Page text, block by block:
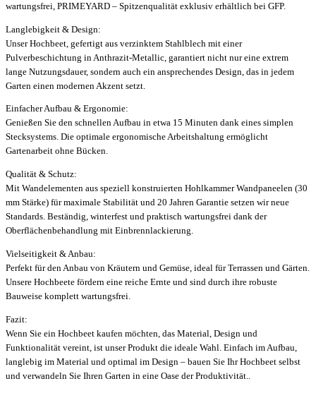
wartungsfrei, PRIMEYARD – Spitzenqualität exklusiv erhältlich bei GFP.
Langlebigkeit & Design:
Unser Hochbeet, gefertigt aus verzinktem Stahlblech mit einer
Pulverbeschichtung in Anthrazit-Metallic, garantiert nicht nur eine extrem
lange Nutzungsdauer, sondern auch ein ansprechendes Design, das in jedem
Garten einen modernen Akzent setzt.
Einfacher Aufbau & Ergonomie:
Genießen Sie den schnellen Aufbau in etwa 15 Minuten dank eines simplen
Stecksystems. Die optimale ergonomische Arbeitshaltung ermöglicht
Gartenarbeit ohne Bücken.
Qualität & Schutz:
Mit Wandelementen aus speziell konstruierten Hohlkammer Wandpaneelen (30
mm Stärke) für maximale Stabilität und 20 Jahren Garantie setzen wir neue
Standards. Beständig, winterfest und praktisch wartungsfrei dank der
Oberflächenbehandlung mit Einbrennlackierung.
Vielseitigkeit & Anbau:
Perfekt für den Anbau von Kräutern und Gemüse, ideal für Terrassen und Gärten.
Unsere Hochbeete fördern eine reiche Ernte und sind durch ihre robuste
Bauweise komplett wartungsfrei.
Fazit:
Wenn Sie ein Hochbeet kaufen möchten, das Material, Design und
Funktionalität vereint, ist unser Produkt die ideale Wahl. Einfach im Aufbau,
langlebig im Material und optimal im Design – bauen Sie Ihr Hochbeet selbst
und verwandeln Sie Ihren Garten in eine Oase der Produktivität..